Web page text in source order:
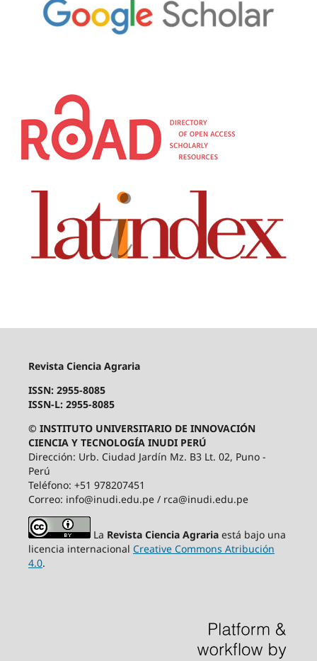
Revista Ciencia Agraria
ISSN: 2955-8085
ISSN-L: 2955-8085
© INSTITUTO UNIVERSITARIO DE INNOVACIÓN
CIENCIA Y TECNOLOGÍA INUDI PERÚ
Dirección: Urb. Ciudad Jardín Mz. B3 Lt. 02, Puno -
Perú
Teléfono: +51 978207451
Correo: info@inudi.edu.pe / rca@inudi.edu.pe
La Revista Ciencia Agraria está bajo una
licencia internacional Creative Commons Atribución
4.0.